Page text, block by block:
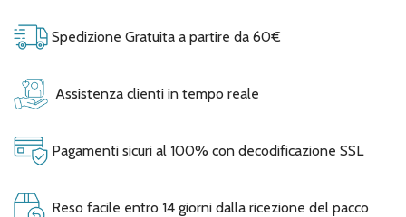
Spedizione Gratuita a partire da 60€
Assistenza clienti in tempo reale
Pagamenti sicuri al 100% con decodificazione SSL
Reso facile entro 14 giorni dalla ricezione del pacco